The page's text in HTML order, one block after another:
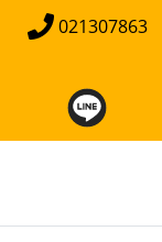
021307863